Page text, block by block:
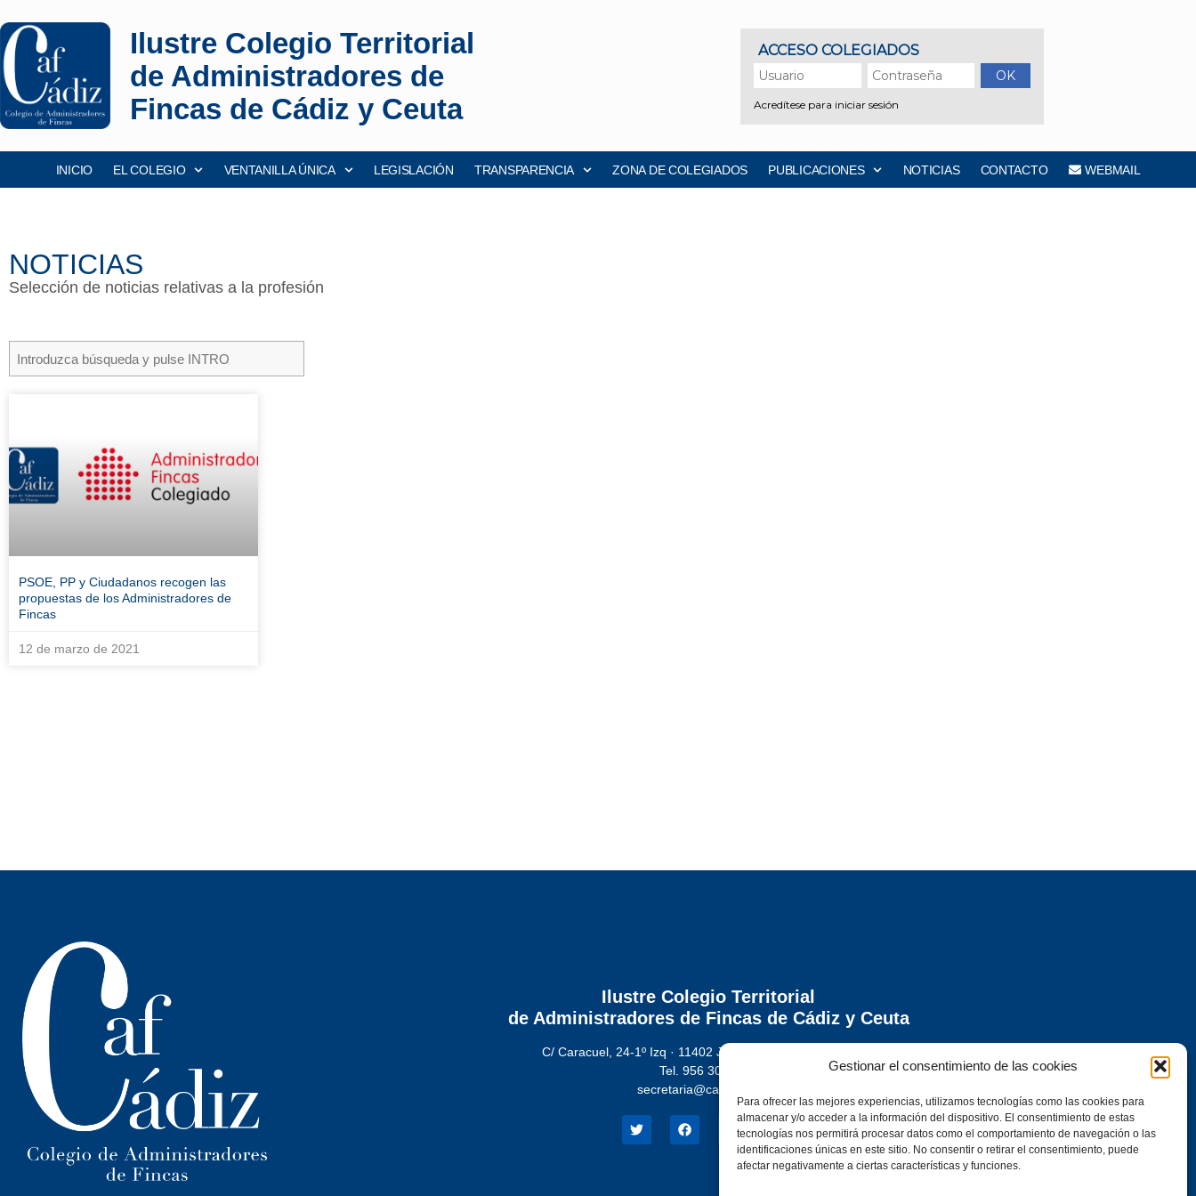
Gestionar el consentimiento de las cookies
Para ofrecer las mejores experiencias, utilizamos tecnologías como las cookies para
almacenar y/o acceder a la información del dispositivo. El consentimiento de estas
tecnologías nos permitirá procesar datos como el comportamiento de navegación o las
identificaciones únicas en este sitio. No consentir o retirar el consentimiento, puede
afectar negativamente a ciertas características y funciones.
Ilustre Colegio Territorial
de Administradores de
Fincas de Cádiz y Ceuta
INICIO EL COLEGIO VENTANILLA ÚNICA LEGISLACIÓN TRANSPARENCIA ZONA DE COLEGIADOS PUBLICACIONES NOTICIAS CONTACTO WEBMAIL
NOTICIAS
Selección de noticias relativas a la profesión
PSOE, PP y Ciudadanos recogen las
propuestas de los Administradores de
Fincas
12 de marzo de 2021
Ilustre Colegio Territorial
de Administradores de Fincas de Cádiz y Ceuta
C/ Caracuel, 24-1º Izq · 11402 Jerez de la Frontera (Cádiz)
Tel. 956 30 72 86
secretaria@cafcadiz.com